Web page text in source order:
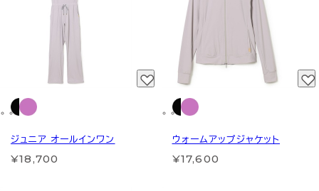
ジュニア オールインワン
¥18,700
ウォームアップジャケット
¥17,600